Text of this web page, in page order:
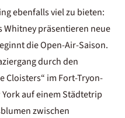
ebenfalls viel zu bieten:
Whitney präsentieren neue
die Open-Air-Saison.
durch den
Cloisters“ im Fort-Tryon-
auf einem Städtetrip
zwischen